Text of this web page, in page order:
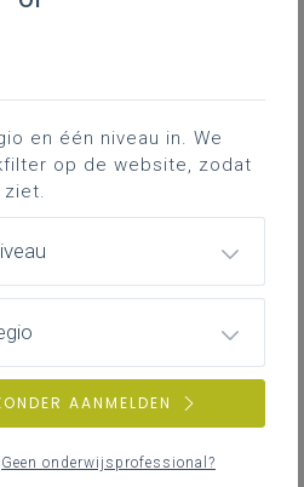
definitieve en
versie van het
deze versie
2de
2024
en één niveau in. We
op de website, zodat
ziet.
AANMELDEN
Geen onderwijsprofessional?